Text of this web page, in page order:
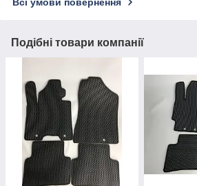
Всі умови повернення
Подібні товари компанії